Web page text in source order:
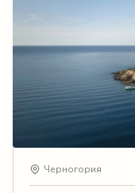
Черногория